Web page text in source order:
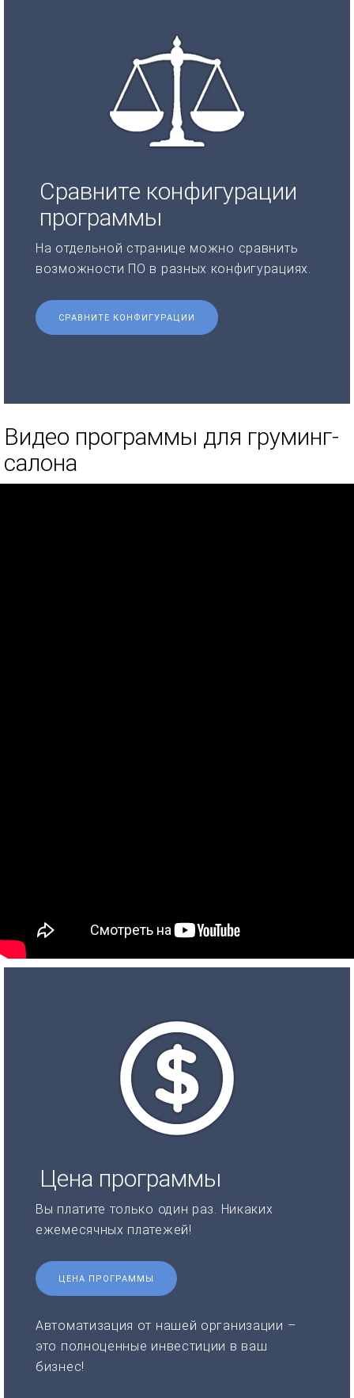
Сравните конфигурации
программы
На отдельной странице можно сравнить
возможности ПО в разных конфигурациях.
СРАВНИТЕ КОНФИГУРАЦИИ
Видео программы для груминг-
салона
Цена программы
Вы платите только один раз. Никаких
ежемесячных платежей!
ЦЕНА ПРОГРАММЫ
Автоматизация от нашей организации –
это полноценные инвестиции в ваш
бизнес!